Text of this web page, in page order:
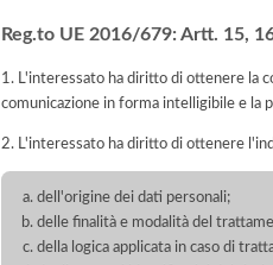
Reg.to UE 2016/679: Artt. 15,
1. L'interessato ha diritto di ottenere la
comunicazione in forma intelligibile e la
2. L'interessato ha diritto di ottenere
dell'origine dei dati personali;
delle finalità e modalità del
della logica applicata in caso di